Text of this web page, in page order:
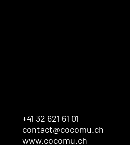
+41 32 621 61 01
contact@cocomu.ch
www.cocomu.ch